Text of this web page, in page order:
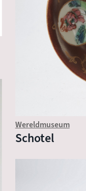
Wereldmuseum
Schotel